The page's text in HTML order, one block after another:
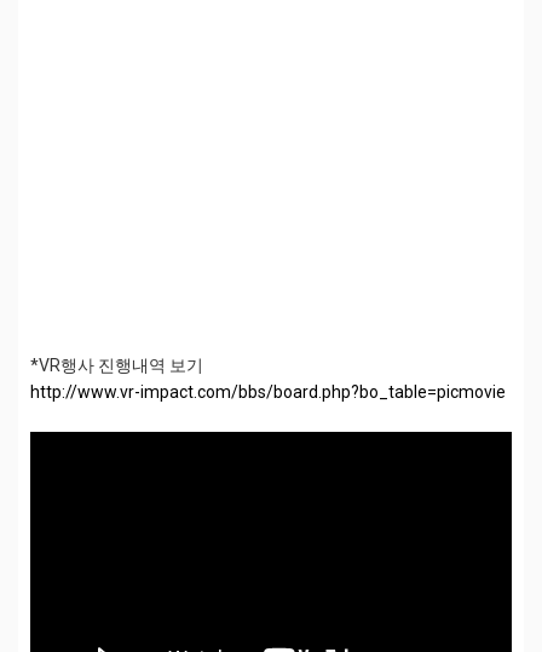
*VR행사 진행내역 보기
http://www.vr-impact.com/bbs/board.php?bo_table=picmovie